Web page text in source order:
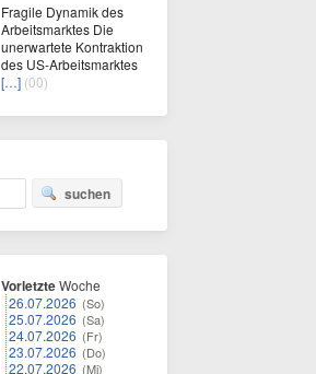
Fragile Dynamik des
Arbeitsmarktes Die
unerwartete Kontraktion
des US-Arbeitsmarktes
[…] (00)
suchen
VorletzteWoche
26.07.2026 (So)
25.07.2026 (Sa)
24.07.2026 (Fr)
23.07.2026 (Do)
22.07.2026 (Mi)